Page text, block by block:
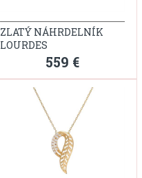
ZLATÝ NÁHRDELNÍK
LOURDES
559 €